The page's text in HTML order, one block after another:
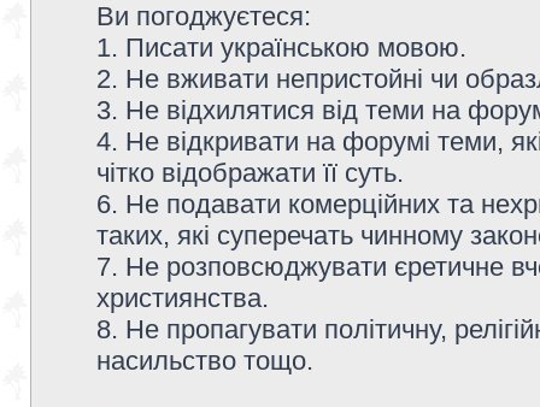
Ви погоджуєтеся:
1. Писати українською мовою.
2. Не вживати непристойні чи
3. Не відхилятися від теми на
4. Не відкривати на форумі теми,
чітко відображати її суть.
6. Не подавати комерційних та
таких, які суперечать чинному
7. Не розповсюджувати єретичне
християнства.
8. Не пропагувати політичну,
насильство тощо.